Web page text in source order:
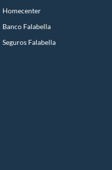
Homecenter
Banco Falabella
Seguros Falabella